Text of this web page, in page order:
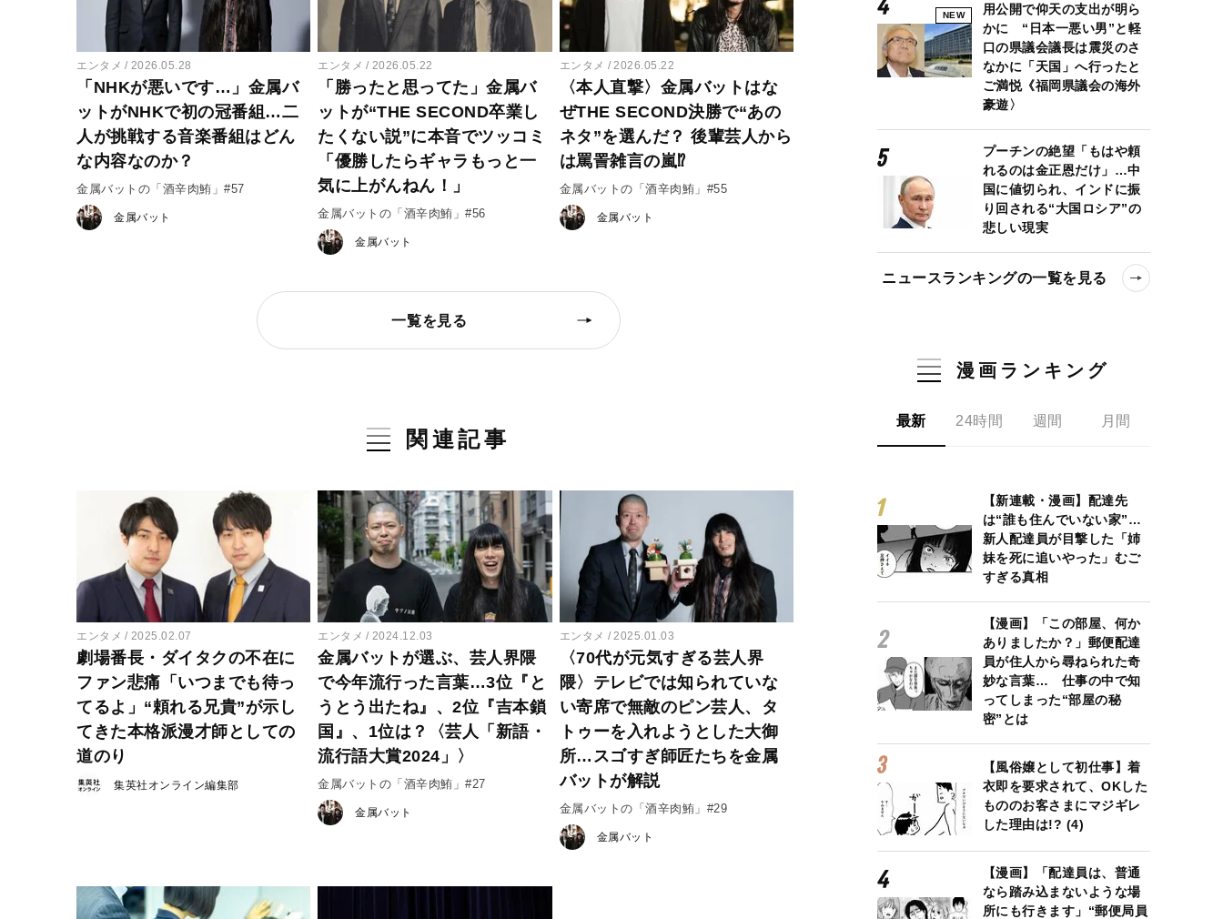
エンタメ 2026.05.28
「NHKが悪いです…」金属バ
ットがNHKで初の冠番組…二
人が挑戦する音楽番組はどん
な内容なのか？
金属バットの「酒辛肉鮪」#57
金属バット
エンタメ 2026.05.22
「勝ったと思ってた」金属バ
ットが“THE SECOND卒業し
たくない説”に本音でツッコミ
「優勝したらギャラもっと一
気に上がんねん！」
金属バットの「酒辛肉鮪」#56
金属バット
エンタメ 2026.05.22
〈本人直撃〉金属バットはな
ぜTHE SECOND決勝で“あの
ネタ”を選んだ？ 後輩芸人から
は罵詈雑言の嵐⁉
金属バットの「酒辛肉鮪」#55
金属バット
一覧を見る
関連記事
エンタメ 2025.02.07
劇場番長・ダイタクの不在に
ファン悲痛「いつまでも待っ
てるよ」“頼れる兄貴”が示し
てきた本格派漫才師としての
道のり
集英社オンライン編集部
エンタメ 2024.12.03
金属バットが選ぶ、芸人界隈
で今年流行った言葉…3位『と
うとう出たね』、2位『吉本鎖
国』、1位は？〈芸人「新語・
流行語大賞2024」〉
金属バットの「酒辛肉鮪」#27
金属バット
エンタメ 2025.01.03
〈70代が元気すぎる芸人界
隈〉テレビでは知られていな
い寄席で無敵のピン芸人、タ
トゥーを入れようとした大御
所…スゴすぎ師匠たちを金属
バットが解説
金属バットの「酒辛肉鮪」#29
金属バット
NEW
用公開で仰天の支出が明ら
かに “日本一悪い男”と軽
口の県議会議長は震災のさ
なかに「天国」へ行ったと
ご満悦《福岡県議会の海外
豪遊〉
プーチンの絶望「もはや頼
れるのは金正恩だけ」…中
国に値切られ、インドに振
り回される“大国ロシア”の
悲しい現実
ニュースランキングの一覧を見る
漫画ランキング
最新 24時間 週間 月間
【新連載・漫画】配達先
は“誰も住んでいない家”…
新人配達員が目撃した「姉
妹を死に追いやった」むご
すぎる真相
【漫画】「この部屋、何か
ありましたか？」郵便配達
員が住人から尋ねられた奇
妙な言葉… 仕事の中で知
ってしまった“部屋の秘
密”とは
【風俗嬢として初仕事】着
衣即を要求されて、OKした
もののお客さまにマジギレ
した理由は!? (4)
【漫画】「配達員は、普通
なら踏み込まないような場
所にも行きます」“郵便局員